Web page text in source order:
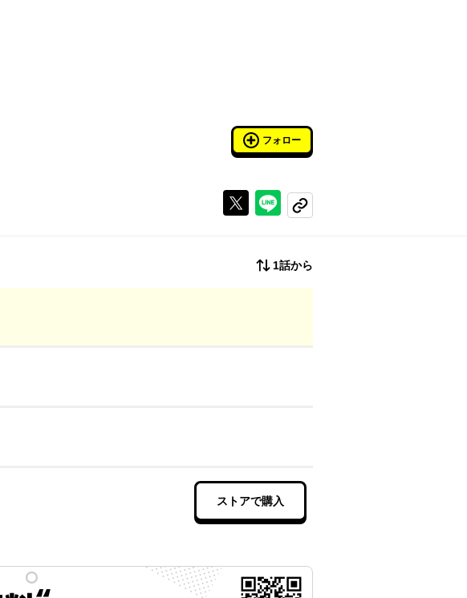
フォロー
Xで投稿するラインでシェアする
コピーする
1話から
ストアで購入